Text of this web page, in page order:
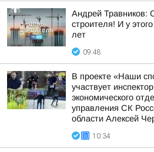
Андрей Травников:
строителя! И у
лет
09:48
В проекте «Наши
участвует
экономического
управления СК
области Алексей
10:34